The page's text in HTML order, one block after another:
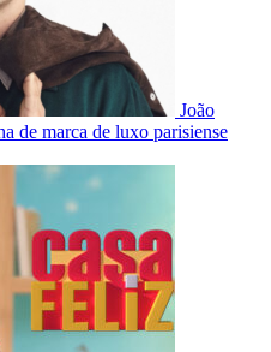
João
de marca de luxo parisiense